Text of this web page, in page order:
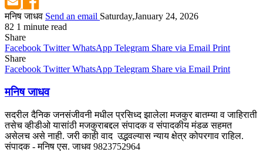
मनिष जाधव Send an email Saturday,January 24, 2026
82 1 minute read
Share
Facebook Twitter WhatsApp Telegram Share via Email Print
Share
Facebook Twitter WhatsApp Telegram Share via Email Print
मनिष जाधव
सदरील दैनिक जनसंजीवनी मधील प्रसिध्द झालेला मजकुर बातम्या व जाहिराती
तसेच व्हीडीओ यासांठी मजकुराबद्दल संपादक व संपादकीय मंडळ सहमत
असेलच असे नाही. जरी काही वाद उद्भवल्यास न्याय क्षेत्र कोपरगाव राहिल.
संपादक - मनिष एस. जाधव 9823752964